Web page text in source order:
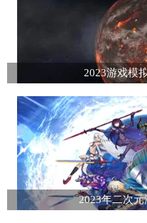
2023游戏模
2023年二次